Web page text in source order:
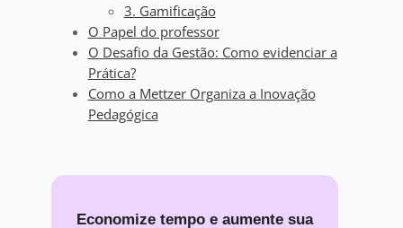
3. Gamificação
O Papel do professor
O Desafio da Gestão: Como evidenciar a
Prática?
Como a Mettzer Organiza a Inovação
Pedagógica
Economize tempo e aumente sua